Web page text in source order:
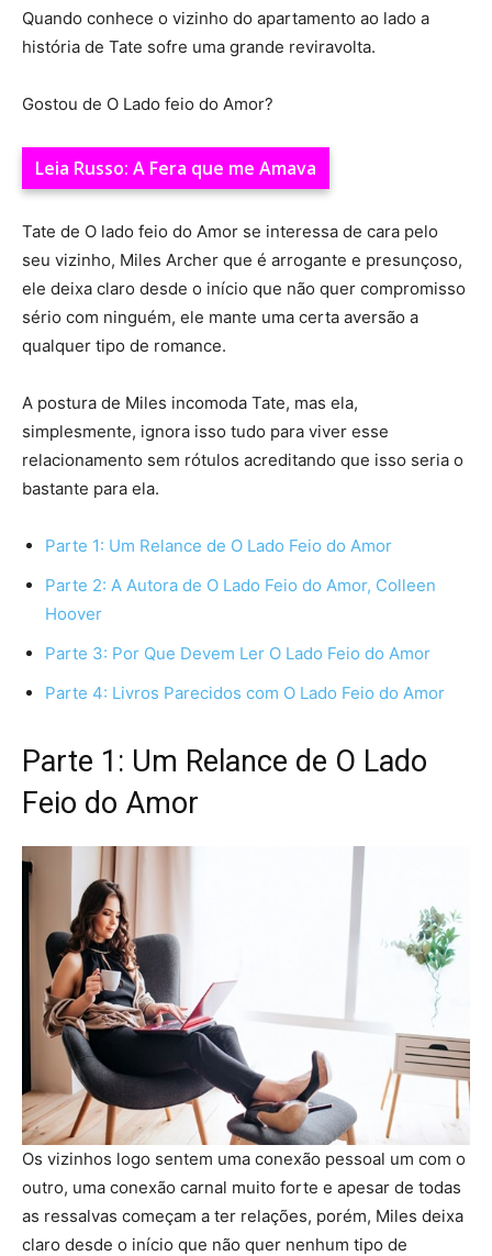
Quando conhece o vizinho do apartamento ao lado a
história de Tate sofre uma grande reviravolta.
Gostou de O Lado feio do Amor?
Leia Russo: A Fera que me Amava
Tate de O lado feio do Amor se interessa de cara pelo
seu vizinho, Miles Archer que é arrogante e presunçoso,
ele deixa claro desde o início que não quer compromisso
sério com ninguém, ele mante uma certa aversão a
qualquer tipo de romance.
A postura de Miles incomoda Tate, mas ela,
simplesmente, ignora isso tudo para viver esse
relacionamento sem rótulos acreditando que isso seria o
bastante para ela.
Parte 1: Um Relance de O Lado Feio do Amor
Parte 2: A Autora de O Lado Feio do Amor, Colleen
Hoover
Parte 3: Por Que Devem Ler O Lado Feio do Amor
Parte 4: Livros Parecidos com O Lado Feio do Amor
Parte 1: Um Relance de O Lado
Feio do Amor
Os vizinhos logo sentem uma conexão pessoal um com o
outro, uma conexão carnal muito forte e apesar de todas
as ressalvas começam a ter relações, porém, Miles deixa
claro desde o início que não quer nenhum tipo de